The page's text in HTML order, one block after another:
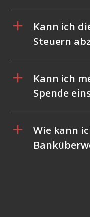
Kann ich
Steuern
Kann ich
Spende
Wie kann